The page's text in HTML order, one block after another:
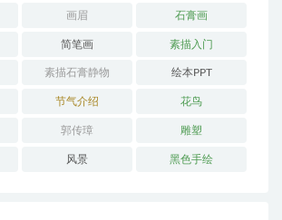
画眉 石膏画
简笔画 素描入门
素描石膏静物 绘本PPT
节气介绍 花鸟
郭传璋 雕塑
风景 黑色手绘